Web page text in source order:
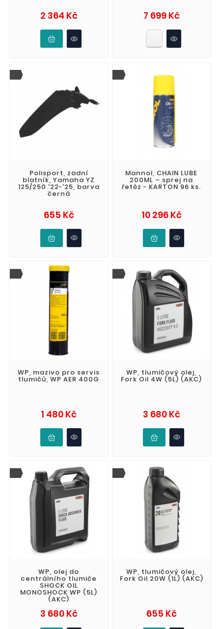
2 364 KčCena 7 699 KčCena
Polisport, zadní
blatník, Yamaha YZ
125/250 '22-'25, barva
černá
655 KčCena
Mannol, CHAIN LUBE
200ML – sprej na
řetěz - KARTON 96 ks.
10 296 KčCena
WP, mazivo pro servis
tlumičů, WP AER 400G
1 480 KčCena
WP, tlumičový olej,
Fork Oil 4W (5L) (AKC)
3 680 KčCena
WP, olej do
centrálního tlumiče
SHOCK OIL
MONOSHOCK WP (5L)
(AKC)
3 680 KčCena
WP, tlumičový olej,
Fork Oil 20W (1L) (AKC)
655 KčCena